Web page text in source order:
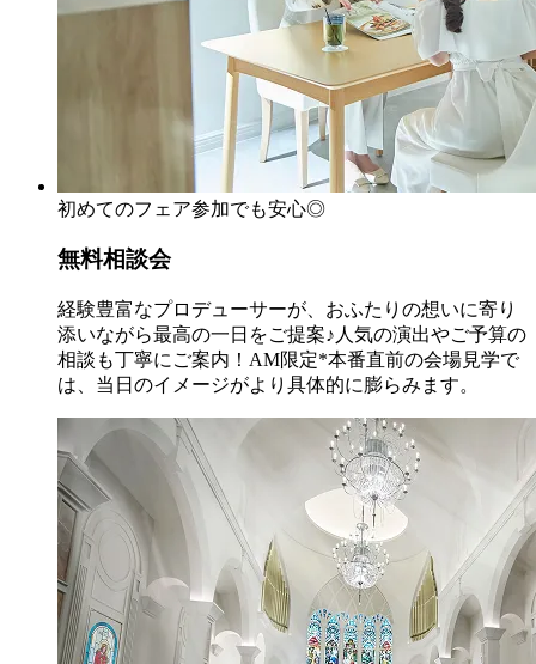
初めてのフェア参加でも安心◎
無料相談会
経験豊富なプロデューサーが、おふたりの想いに寄り
添いながら最高の一日をご提案♪人気の演出やご予算の
相談も丁寧にご案内！AM限定*本番直前の会場見学で
は、当日のイメージがより具体的に膨らみます。